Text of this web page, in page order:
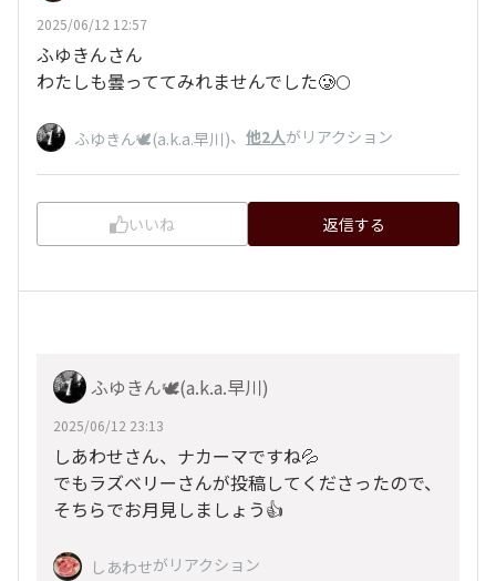
2025/06/12 12:57
ふゆきんさん
わたしも曇っててみれませんでした🥲🌕
ふゆきん🕊️(a.k.a.早川)、 他2人がリアクション
いいね 返信する
ふゆきん🕊️(a.k.a.早川)
2025/06/12 23:13
しあわせさん、ナカーマですね💦
でもラズベリーさんが投稿してくださったので、
そちらでお月見しましょう👍
しあわせがリアクション